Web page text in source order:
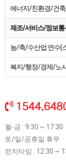
에너지/친환경/건
제조/서비스/정보통
농/축/수산업 연수(
복지/행정/경제/노
월-금 : 9:30 ~ 17:30
토/일/공휴일 휴무
런치타임 : 12:30 ~